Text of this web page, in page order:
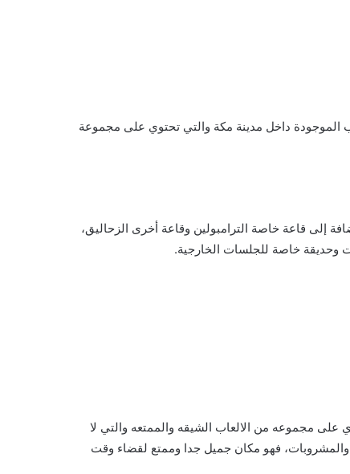
الموجودة داخل مدينة مكة والتي تحتوي على مجموعة
إلى قاعة خاصة الترامبولين وقاعة أخرى الزحاليق،
وحديقة خاصة للجلسات الخارجية.
على مجموعه من الالعاب الشيقه والممتعه والتي لا
والمشروبات، فهو مكان جميل جدا وممتع لقضاء وقت